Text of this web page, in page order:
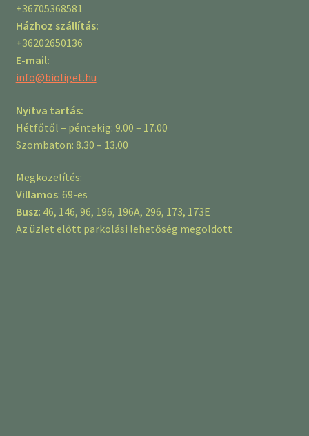
+36705368581
Házhoz szállítás:
+36202650136
E-mail:
info@bioliget.hu
Nyitva tartás:
Hétfőtől – péntekig: 9.00 – 17.00
Szombaton: 8.30 – 13.00
Megközelítés:
Villamos: 69-es
Busz: 46, 146, 96, 196, 196A, 296, 173, 173E
Az üzlet előtt parkolási lehetőség megoldott